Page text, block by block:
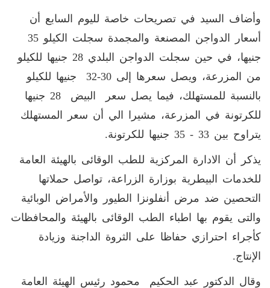
وأضاف السيد في تصريحات خاصة لليوم السابع أن
أسعار الدواجن المصنعة والمجمدة سجلت الكيلو 35
جنيها، في حين سجلت الدواجن البلدي 28 جنيها للكيلو
من المزرعة، ويصل سعرها إلى 30-32 جنيها للكيلو
بالنسبة للمستهلك، فيما يصل سعر البيض 28 جنيها
للكرتونة في المزرعة، مشيرا الي أن سعر المستهلك
يتراوح بين 33 - 35 جنيها للكرتونة.
يذكر أن الادارة المركزية للطب الوقائى بالهيئة العامة
للخدمات البيطرية بوزارة الزراعة، تواصل حملاتها
التحصين ضد مرض أنفلونزا الطيور والأمراض الوبائية
والتى يقوم بها اطباء الطب الوقائى بالهيئة والمحافظات
كأجراء احترازي حفاظا على الثروة الداجنة وزيادة
الإنتاج.
وقال الدكتور عبد الحكيم محمود رئيس الهيئة العامة